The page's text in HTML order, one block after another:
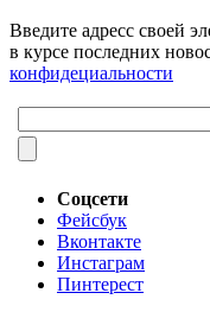
Введите адресс своей
в курсе последних
конфидециальности
Соцсети
Фейсбук
Вконтакте
Инстаграм
Пинтерест